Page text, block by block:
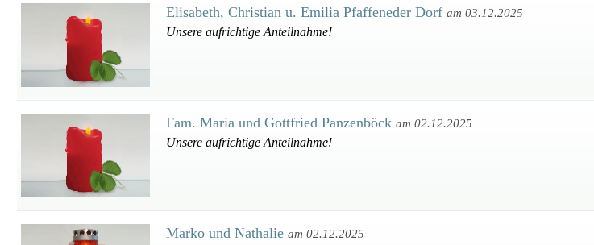
Elisabeth, Christian u. Emilia Pfaffeneder Dorf am 03.12.2025
Unsere aufrichtige Anteilnahme!
Fam. Maria und Gottfried Panzenböck am 02.12.2025
Unsere aufrichtige Anteilnahme!
Marko und Nathalie am 02.12.2025